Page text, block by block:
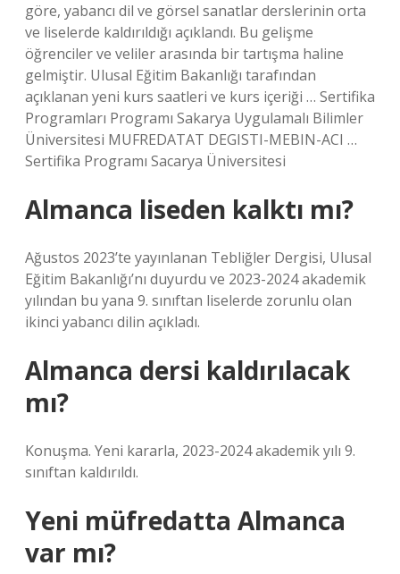
göre, yabancı dil ve görsel sanatlar derslerinin orta
ve liselerde kaldırıldığı açıklandı. Bu gelişme
öğrenciler ve veliler arasında bir tartışma haline
gelmiştir. Ulusal Eğitim Bakanlığı tarafından
açıklanan yeni kurs saatleri ve kurs içeriği … Sertifika
Programları Programı Sakarya Uygulamalı Bilimler
Üniversitesi MUFREDATAT DEGISTI-MEBIN-ACI …
Sertifika Programı Sacarya Üniversitesi
Almanca liseden kalktı mı?
Ağustos 2023’te yayınlanan Tebliğler Dergisi, Ulusal
Eğitim Bakanlığı’nı duyurdu ve 2023-2024 akademik
yılından bu yana 9. sınıftan liselerde zorunlu olan
ikinci yabancı dilin açıkladı.
Almanca dersi kaldırılacak
mı?
Konuşma. Yeni kararla, 2023-2024 akademik yılı 9.
sınıftan kaldırıldı.
Yeni müfredatta Almanca
var mı?